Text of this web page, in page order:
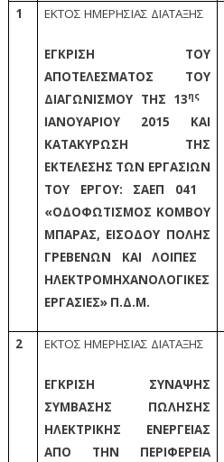
1 ΕΚΤΟΣ ΗΜΕΡΗΣΙΑΣ ΔΙΑΤΑΞΗΣ
ΕΓΚΡΙΣΗ ΤΟΥ
ΑΠΟΤΕΛΕΣΜΑΤΟΣ ΤΟΥ
ΔΙΑΓΩΝΙΣΜΟΥ ΤΗΣ 13ης
ΙΑΝΟΥΑΡΙΟΥ 2015 ΚΑΙ
ΚΑΤΑΚΥΡΩΣΗ ΤΗΣ
ΕΚΤΕΛΕΣΗΣ ΤΩΝ ΕΡΓΑΣΙΩΝ
ΤΟΥ ΕΡΓΟΥ: ΣΑΕΠ 041
«ΟΔΟΦΩΤΙΣΜΟΣ ΚΟΜΒΟΥ
ΜΠΑΡΑΣ, ΕΙΣΟΔΟΥ ΠΟΛΗΣ
ΓΡΕΒΕΝΩΝ ΚΑΙ ΛΟΙΠΕΣ
ΗΛΕΚΤΡΟΜΗΧΑΝΟΛΟΓΙΚΕΣ
ΕΡΓΑΣΙΕΣ» Π.Δ.Μ.
2 ΕΚΤΟΣ ΗΜΕΡΗΣΙΑΣ ΔΙΑΤΑΞΗΣ
ΕΓΚΡΙΣΗ ΣΥΝΑΨΗΣ
ΣΥΜΒΑΣΗΣ ΠΩΛΗΣΗΣ
ΗΛΕΚΤΡΙΚΗΣ ΕΝΕΡΓΕΙΑΣ
ΑΠΟ ΤΗΝ ΠΕΡΙΦΕΡΕΙΑ